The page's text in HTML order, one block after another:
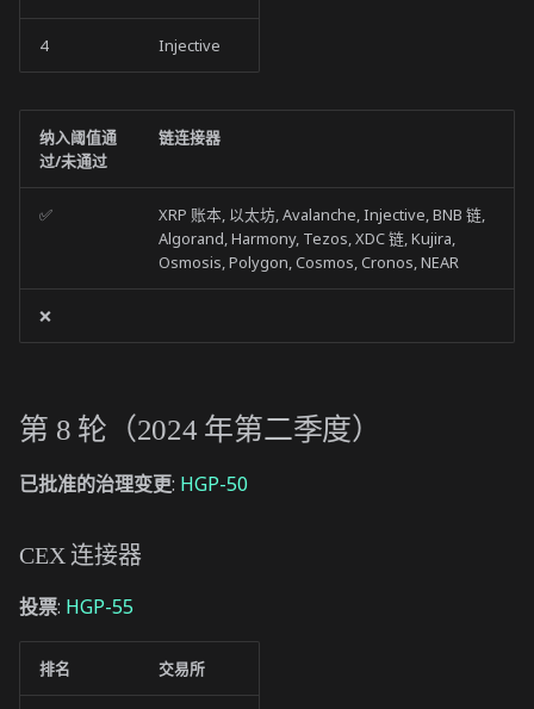
4 Injective
纳入阈值通
过/未通过
链连接器
✅
XRP 账本, 以太坊, Avalanche, Injective, BNB 链,
Algorand, Harmony, Tezos, XDC 链, Kujira,
Osmosis, Polygon, Cosmos, Cronos, NEAR
❌
第 8 轮（2024 年第二季度）
已批准的治理变更: HGP-50
CEX 连接器
投票: HGP-55
排名 交易所